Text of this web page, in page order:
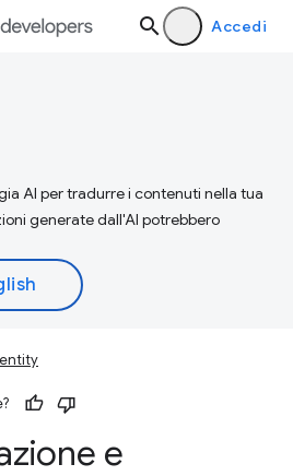
Accedi
AI per tradurre i contenuti nella tua
generate dall'AI potrebbero
e